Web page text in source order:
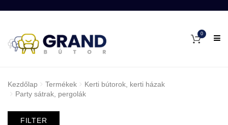
0
Kezdőlap Termékek
Kerti bútorok, kerti házak
Party sátrak, pergolák
FILTER